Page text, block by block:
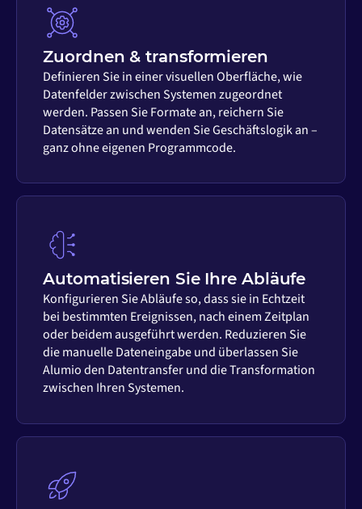
Zuordnen & transformieren
Definieren Sie in einer visuellen Oberfläche, wie
Datenfelder zwischen Systemen zugeordnet
werden. Passen Sie Formate an, reichern Sie
Datensätze an und wenden Sie Geschäftslogik an –
ganz ohne eigenen Programmcode.
Automatisieren Sie Ihre Abläufe
Konfigurieren Sie Abläufe so, dass sie in Echtzeit
bei bestimmten Ereignissen, nach einem Zeitplan
oder beidem ausgeführt werden. Reduzieren Sie
die manuelle Dateneingabe und überlassen Sie
Alumio den Datentransfer und die Transformation
zwischen Ihren Systemen.